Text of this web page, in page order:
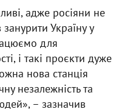
адже росіяни не
Україну у
для
і такі проєкти дуже
нова станція
незалежність та
– зазначив